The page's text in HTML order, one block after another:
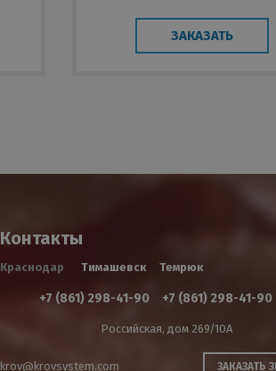
ЗАКАЗАТЬ
Контакты
Краснодар Тимашевск Темрюк
+7 (861) 298-41-90 +7 (861) 298-41-90
Российская, дом 269/10А
krov@krovsystem.com ЗАКАЗАТЬ